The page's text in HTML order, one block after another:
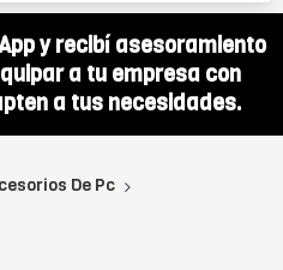
y recibí asesoramiento
a tu empresa con
a tus necesidades.
De Pc